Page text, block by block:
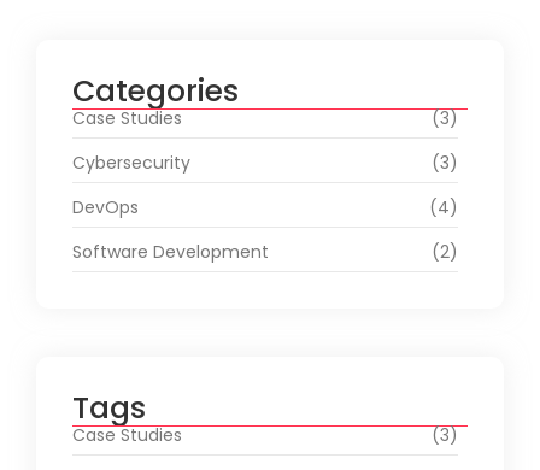
Categories
Case Studies
(3)
Cybersecurity
(3)
DevOps
(4)
Software Development
(2)
Tags
Case Studies
(3)